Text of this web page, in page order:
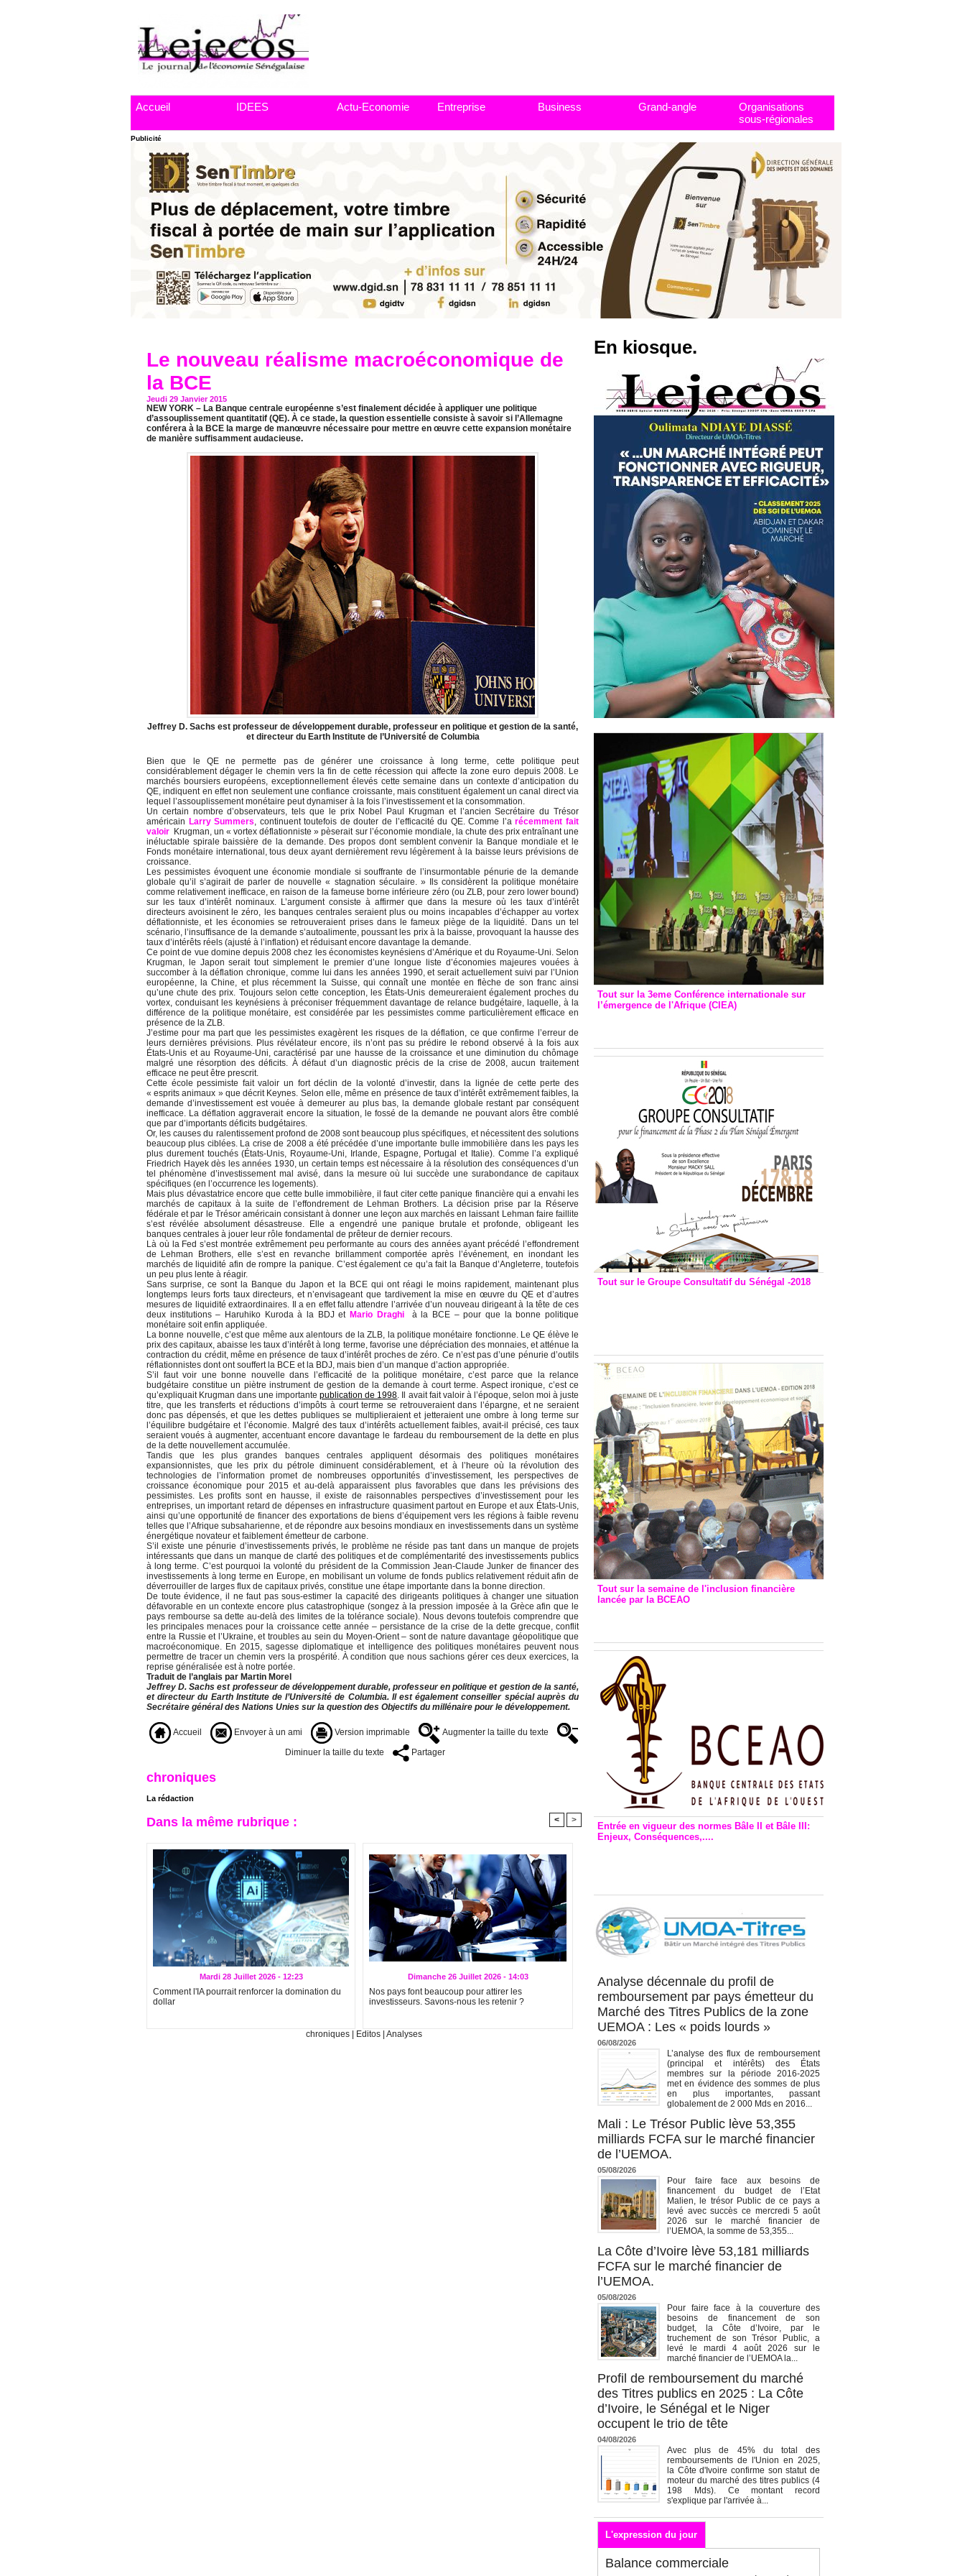
Accueil IDEES Actu-Economie Entreprise Business Grand-angle
Organisations
sous-régionales
Publicité
Le nouveau réalisme macroéconomique de
la BCE
Jeudi 29 Janvier 2015
NEW YORK – La Banque centrale européenne s’est finalement décidée à appliquer une politique
d’assouplissement quantitatif (QE). À ce stade, la question essentielle consiste à savoir si l’Allemagne
conférera à la BCE la marge de manœuvre nécessaire pour mettre en œuvre cette expansion monétaire
de manière suffisamment audacieuse.
Jeffrey D. Sachs est professeur de développement durable, professeur en politique et gestion de la santé,
et directeur du Earth Institute de l’Université de Columbia
Bien que le QE ne permette pas de générer une croissance à long terme, cette politique peut
considérablement dégager le chemin vers la fin de cette récession qui affecte la zone euro depuis 2008. Le
marchés boursiers européens, exceptionnellement élevés cette semaine dans un contexte d’anticipation du
QE, indiquent en effet non seulement une confiance croissante, mais constituent également un canal direct via
lequel l’assouplissement monétaire peut dynamiser à la fois l’investissement et la consommation.
Un certain nombre d’observateurs, tels que le prix Nobel Paul Krugman et l’ancien Secrétaire du Trésor
américain Larry Summers, continuent toutefois de douter de l’efficacité du QE. Comme l’arécemment fait
valoir Krugman, un « vortex déflationniste » pèserait sur l’économie mondiale, la chute des prix entraînant une
inéluctable spirale baissière de la demande. Des propos dont semblent convenir la Banque mondiale et le
Fonds monétaire international, tous deux ayant dernièrement revu légèrement à la baisse leurs prévisions de
croissance.
Les pessimistes évoquent une économie mondiale si souffrante de l’insurmontable pénurie de la demande
globale qu’il s’agirait de parler de nouvelle « stagnation séculaire. » Ils considèrent la politique monétaire
comme relativement inefficace, en raison de la fameuse borne inférieure zéro (ou ZLB, pour zero lower bound)
sur les taux d’intérêt nominaux. L’argument consiste à affirmer que dans la mesure où les taux d’intérêt
directeurs avoisinent le zéro, les banques centrales seraient plus ou moins incapables d’échapper au vortex
déflationniste, et les économies se retrouveraient prises dans le fameux piège de la liquidité. Dans un tel
scénario, l’insuffisance de la demande s’autoalimente, poussant les prix à la baisse, provoquant la hausse des
taux d’intérêts réels (ajusté à l’inflation) et réduisant encore davantage la demande.
Ce point de vue domine depuis 2008 chez les économistes keynésiens d’Amérique et du Royaume-Uni. Selon
Krugman, le Japon serait tout simplement le premier d’une longue liste d’économies majeures vouées à
succomber à la déflation chronique, comme lui dans les années 1990, et serait actuellement suivi par l’Union
européenne, la Chine, et plus récemment la Suisse, qui connaît une montée en flèche de son franc ainsi
qu’une chute des prix. Toujours selon cette conception, les États-Unis demeureraient également proches du
vortex, conduisant les keynésiens à préconiser fréquemment davantage de relance budgétaire, laquelle, à la
différence de la politique monétaire, est considérée par les pessimistes comme particulièrement efficace en
présence de la ZLB.
J’estime pour ma part que les pessimistes exagèrent les risques de la déflation, ce que confirme l’erreur de
leurs dernières prévisions. Plus révélateur encore, ils n’ont pas su prédire le rebond observé à la fois aux
États-Unis et au Royaume-Uni, caractérisé par une hausse de la croissance et une diminution du chômage
malgré une résorption des déficits. À défaut d’un diagnostic précis de la crise de 2008, aucun traitement
efficace ne peut être prescrit.
Cette école pessimiste fait valoir un fort déclin de la volonté d’investir, dans la lignée de cette perte des
« esprits animaux » que décrit Keynes. Selon elle, même en présence de taux d’intérêt extrêmement faibles, la
demande d’investissement est vouée à demeurer au plus bas, la demande globale restant par conséquent
inefficace. La déflation aggraverait encore la situation, le fossé de la demande ne pouvant alors être comblé
que par d’importants déficits budgétaires.
Or, les causes du ralentissement profond de 2008 sont beaucoup plus spécifiques, et nécessitent des solutions
beaucoup plus ciblées. La crise de 2008 a été précédée d’une importante bulle immobilière dans les pays les
plus durement touchés (États-Unis, Royaume-Uni, Irlande, Espagne, Portugal et Italie). Comme l’a expliqué
Friedrich Hayek dès les années 1930, un certain temps est nécessaire à la résolution des conséquences d’un
tel phénomène d’investissement mal avisé, dans la mesure où lui succède une surabondance de capitaux
spécifiques (en l’occurrence les logements).
Mais plus dévastatrice encore que cette bulle immobilière, il faut citer cette panique financière qui a envahi les
marchés de capitaux à la suite de l’effondrement de Lehman Brothers. La décision prise par la Réserve
fédérale et par le Trésor américain consistant à donner une leçon aux marchés en laissant Lehman faire faillite
s’est révélée absolument désastreuse. Elle a engendré une panique brutale et profonde, obligeant les
banques centrales à jouer leur rôle fondamental de prêteur de dernier recours.
Là où la Fed s’est montrée extrêmement peu performante au cours des années ayant précédé l’effondrement
de Lehman Brothers, elle s’est en revanche brillamment comportée après l’événement, en inondant les
marchés de liquidité afin de rompre la panique. C’est également ce qu’a fait la Banque d’Angleterre, toutefois
un peu plus lente à réagir.
Sans surprise, ce sont la Banque du Japon et la BCE qui ont réagi le moins rapidement, maintenant plus
longtemps leurs forts taux directeurs, et n’envisageant que tardivement la mise en œuvre du QE et d’autres
mesures de liquidité extraordinaires. Il a en effet fallu attendre l’arrivée d’un nouveau dirigeant à la tête de ces
deux institutions – Haruhiko Kuroda à la BDJ et Mario Draghià la BCE – pour que la bonne politique
monétaire soit enfin appliquée.
La bonne nouvelle, c’est que même aux alentours de la ZLB, la politique monétaire fonctionne. Le QE élève le
prix des capitaux, abaisse les taux d’intérêt à long terme, favorise une dépréciation des monnaies, et atténue la
contraction du crédit, même en présence de taux d’intérêt proches de zéro. Ce n’est pas d’une pénurie d’outils
réflationnistes dont ont souffert la BCE et la BDJ, mais bien d’un manque d’action appropriée.
S’il faut voir une bonne nouvelle dans l’efficacité de la politique monétaire, c’est parce que la relance
budgétaire constitue un piètre instrument de gestion de la demande à court terme. Aspect ironique, c’est ce
qu’expliquait Krugman dans une importantepublication de 1998. Il avait fait valoir à l’époque, selon moi à juste
titre, que les transferts et réductions d’impôts à court terme se retrouveraient dans l’épargne, et ne seraient
donc pas dépensés, et que les dettes publiques se multiplieraient et jetteraient une ombre à long terme sur
l’équilibre budgétaire et l’économie. Malgré des taux d’intérêts actuellement faibles, avait-il précisé, ces taux
seraient voués à augmenter, accentuant encore davantage le fardeau du remboursement de la dette en plus
de la dette nouvellement accumulée.
Tandis que les plus grandes banques centrales appliquent désormais des politiques monétaires
expansionnistes, que les prix du pétrole diminuent considérablement, et à l’heure où la révolution des
technologies de l’information promet de nombreuses opportunités d’investissement, les perspectives de
croissance économique pour 2015 et au-delà apparaissent plus favorables que dans les prévisions des
pessimistes. Les profits sont en hausse, il existe de raisonnables perspectives d’investissement pour les
entreprises, un important retard de dépenses en infrastructure quasiment partout en Europe et aux États-Unis,
ainsi qu’une opportunité de financer des exportations de biens d’équipement vers les régions à faible revenu
telles que l’Afrique subsaharienne, et de répondre aux besoins mondiaux en investissements dans un système
énergétique novateur et faiblement émetteur de carbone.
S’il existe une pénurie d’investissements privés, le problème ne réside pas tant dans un manque de projets
intéressants que dans un manque de clarté des politiques et de complémentarité des investissements publics
à long terme. C’est pourquoi la volonté du président de la Commission Jean-Claude Junker de financer des
investissements à long terme en Europe, en mobilisant un volume de fonds publics relativement réduit afin de
déverrouiller de larges flux de capitaux privés, constitue une étape importante dans la bonne direction.
De toute évidence, il ne faut pas sous-estimer la capacité des dirigeants politiques à changer une situation
défavorable en un contexte encore plus catastrophique (songez à la pression imposée à la Grèce afin que le
pays rembourse sa dette au-delà des limites de la tolérance sociale). Nous devons toutefois comprendre que
les principales menaces pour la croissance cette année – persistance de la crise de la dette grecque, conflit
entre la Russie et l’Ukraine, et troubles au sein du Moyen-Orient – sont de nature davantage géopolitique que
macroéconomique. En 2015, sagesse diplomatique et intelligence des politiques monétaires peuvent nous
permettre de tracer un chemin vers la prospérité. À condition que nous sachions gérer ces deux exercices, la
reprise généralisée est à notre portée.
Traduit de l’anglais par Martin Morel
Jeffrey D. Sachs est professeur de développement durable, professeur en politique et gestion de la santé,
et directeur du Earth Institute de l’Université de Columbia. Il est également conseiller spécial auprès du
Secrétaire général des Nations Unies sur la question des Objectifs du millénaire pour le développement.
Accueil Envoyer à un ami Version imprimable
Augmenter la taille du texte
Diminuer la taille du texte
Partager
chroniques
La rédaction
Dans la même rubrique : < >
Mardi 28 Juillet 2026 - 12:23
Comment l'IA pourrait renforcer la domination du
dollar
Dimanche 26 Juillet 2026 - 14:03
Nos pays font beaucoup pour attirer les
investisseurs. Savons-nous les retenir ?
chroniques Editos Analyses
En kiosque.
Tout sur la 3eme Conférence internationale sur
l’émergence de l'Afrique (CIEA)
Tout sur le Groupe Consultatif du Sénégal -2018
Tout sur la semaine de l'inclusion financière
lancée par la BCEAO
Entrée en vigueur des normes Bâle II et Bâle III:
Enjeux, Conséquences,....
Analyse décennale du profil de
remboursement par pays émetteur du
Marché des Titres Publics de la zone
UEMOA : Les « poids lourds »
06/08/2026
L’analyse des flux de remboursement
(principal et intérêts) des États
membres sur la période 2016-2025
met en évidence des sommes de plus
en plus importantes, passant
globalement de 2 000 Mds en 2016...
Mali : Le Trésor Public lève 53,355
milliards FCFA sur le marché financier
de l’UEMOA.
05/08/2026
Pour faire face aux besoins de
financement du budget de l’Etat
Malien, le trésor Public de ce pays a
levé avec succès ce mercredi 5 août
2026 sur le marché financier de
l’UEMOA, la somme de 53,355...
La Côte d’Ivoire lève 53,181 milliards
FCFA sur le marché financier de
l’UEMOA.
05/08/2026
Pour faire face à la couverture des
besoins de financement de son
budget, la Côte d’Ivoire, par le
truchement de son Trésor Public, a
levé le mardi 4 août 2026 sur le
marché financier de l’UEMOA la...
Profil de remboursement du marché
des Titres publics en 2025 : La Côte
d’Ivoire, le Sénégal et le Niger
occupent le trio de tête
04/08/2026
Avec plus de 45% du total des
remboursements de l'Union en 2025,
la Côte d'Ivoire confirme son statut de
moteur du marché des titres publics (4
198 Mds). Ce montant record
s'explique par l'arrivée à...
L'expression du jour
Balance commerciale